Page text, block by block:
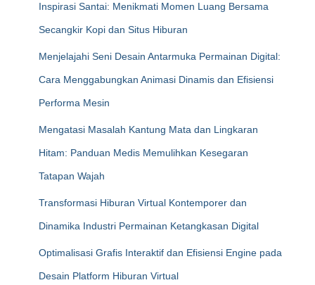
Inspirasi Santai: Menikmati Momen Luang Bersama
Secangkir Kopi dan Situs Hiburan
Menjelajahi Seni Desain Antarmuka Permainan Digital:
Cara Menggabungkan Animasi Dinamis dan Efisiensi
Performa Mesin
Mengatasi Masalah Kantung Mata dan Lingkaran
Hitam: Panduan Medis Memulihkan Kesegaran
Tatapan Wajah
Transformasi Hiburan Virtual Kontemporer dan
Dinamika Industri Permainan Ketangkasan Digital
Optimalisasi Grafis Interaktif dan Efisiensi Engine pada
Desain Platform Hiburan Virtual